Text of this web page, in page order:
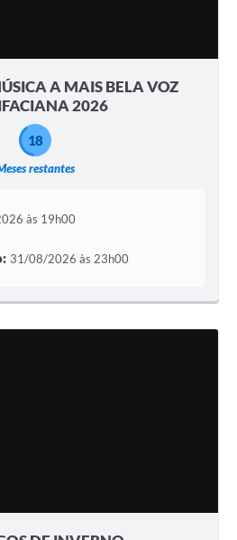
A MAIS BELA VOZ
2026
restantes
18
às 19h00
31/08/2026 às 23h00